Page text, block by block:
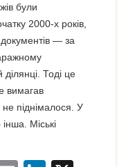
були
2000-х років,
— за
ділянці. Тоді це
вимагав
не піднімалося. У
Міські